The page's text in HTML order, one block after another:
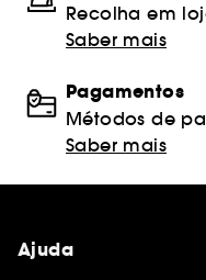
Recolha em
Saber mais
Pagamentos
Métodos de
Saber mais
Ajuda